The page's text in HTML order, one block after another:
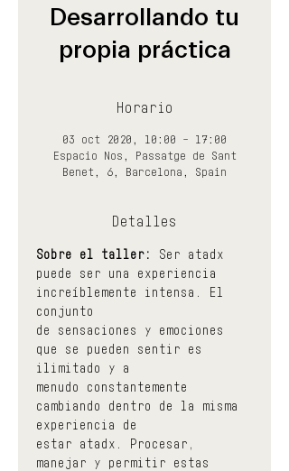
Desarrollando tu
propia práctica
Horario
03 oct 2020, 10:00 – 17:00
Espacio Nos, Passatge de Sant
Benet, 6, Barcelona, Spain
Detalles
Sobre el taller:
Ser atadx
puede ser una experiencia
increíblemente intensa. El
conjunto
de sensaciones y emociones
que se pueden sentir es
ilimitado y a
menudo constantemente
cambiando dentro de la misma
experiencia de
estar atadx. Procesar,
manejar y permitir estas